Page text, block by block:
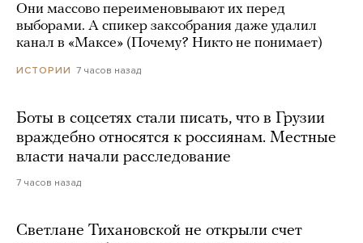
Они массово переименовывают их перед
выборами. А спикер заксобрания даже удалил
канал в «Максе» (Почему? Никто не понимает)
ИСТОРИИ 7 часов назад
Боты в соцсетях стали писать, что в Грузии
враждебно относятся к россиянам. Местные
власти начали расследование
7 часов назад
Светлане Тихановской не открыли счет